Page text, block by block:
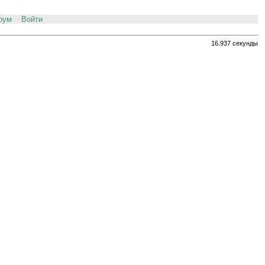
Войти
16.937 секунды